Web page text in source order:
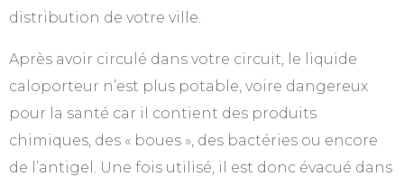
distribution de votre ville.
Après avoir circulé dans votre circuit, le liquide
caloporteur n’est plus potable, voire dangereux
pour la santé car il contient des produits
chimiques, des « boues », des bactéries ou encore
de l’antigel. Une fois utilisé, il est donc évacué dans